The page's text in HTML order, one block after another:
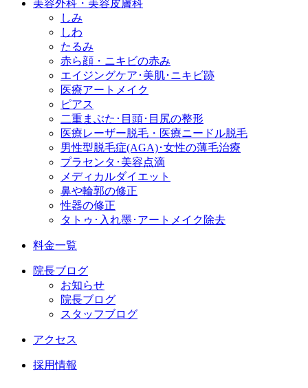
美容外科・美容皮膚科
しみ
しわ
たるみ
赤ら顔・ニキビの赤み
エイジングケア･美肌･ニキビ跡
医療アートメイク
ピアス
二重まぶた･目頭･目尻の整形
医療レーザー脱毛・医療ニードル脱毛
男性型脱毛症(AGA)･女性の薄毛治療
プラセンタ･美容点滴
メディカルダイエット
鼻や輪郭の修正
性器の修正
タトゥ･入れ墨･アートメイク除去
料金一覧
院長ブログ
お知らせ
院長ブログ
スタッフブログ
アクセス
採用情報